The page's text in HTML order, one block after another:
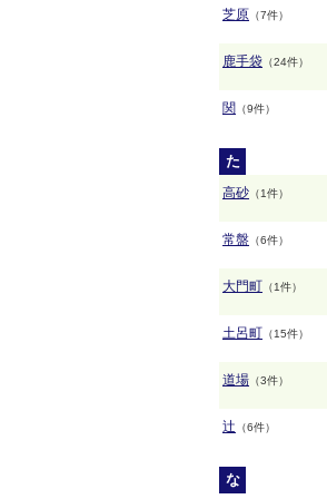
芝原 （7件）
鹿手袋 （24件）
関 （9件）
た
高砂 （1件）
常盤 （6件）
大門町 （1件）
土呂町 （15件）
道場 （3件）
辻 （6件）
な